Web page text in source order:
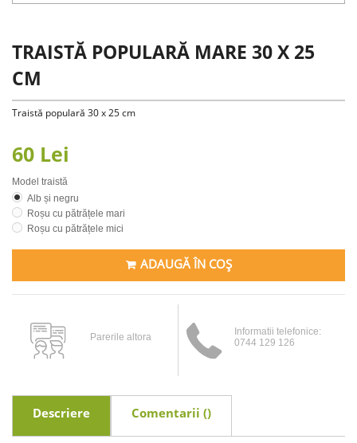
TRAISTĂ POPULARĂ MARE 30 X 25
CM
Traistă populară 30 x 25 cm
60 Lei
Model traistă
Alb și negru
Roșu cu pătrățele mari
Roșu cu pătrățele mici
ADAUGĂ ÎN COȘ
Parerile altora
Informatii telefonice:
0744 129 126
Descriere Comentarii ()